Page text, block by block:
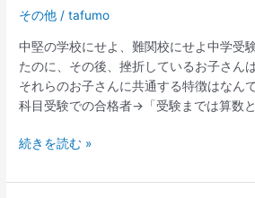
その他 /tafumo
中堅の学校にせよ、難関校にせよ中学受
たのに、その後、挫折しているお子さん
それらのお子さんに共通する特徴はなん
科目受験での合格者→「受験までは算数
育
の
話】
中
学
験
結
続きを読む »